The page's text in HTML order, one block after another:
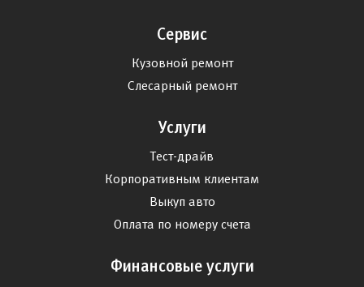
Сервис
Кузовной ремонт
Слесарный ремонт
Услуги
Тест-драйв
Корпоративным клиентам
Выкуп авто
Оплата по номеру счета
Финансовые услуги